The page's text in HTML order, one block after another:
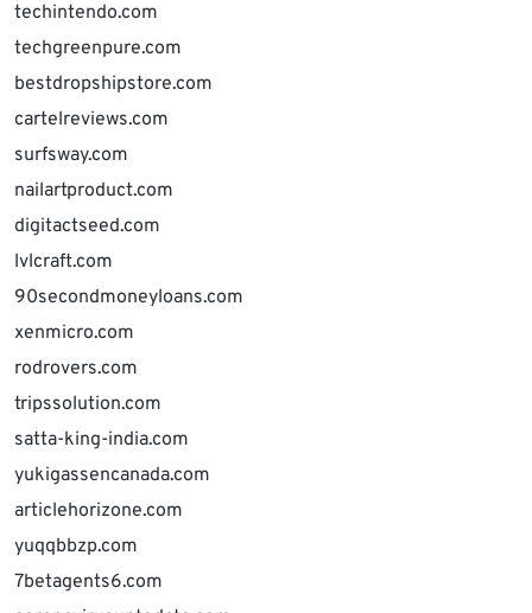
techintendo.com
techgreenpure.com
bestdropshipstore.com
cartelreviews.com
surfsway.com
nailartproduct.com
digitactseed.com
lvlcraft.com
90secondmoneyloans.com
xenmicro.com
rodrovers.com
tripssolution.com
satta-king-india.com
yukigassencanada.com
articlehorizone.com
yuqqbbzp.com
7betagents6.com